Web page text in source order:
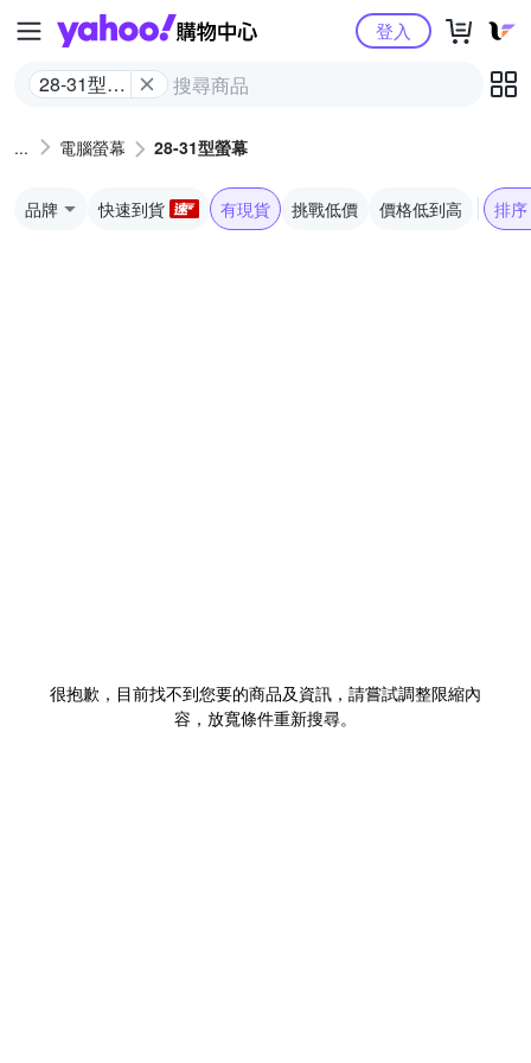
Yahoo購物中心
28-31型螢
登入
電腦螢幕 28-31型螢幕
品牌 快速到貨 有現貨 挑戰低價 價格低到高 排序
很抱歉，目前找不到您要的商品及資訊，請嘗試調整限縮內
容，放寬條件重新搜尋。